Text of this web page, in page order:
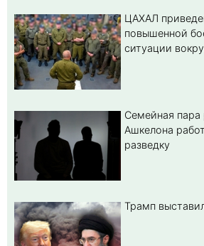
ЦАХАЛ
повышенной
ситуации
Семейная пара
Ашкелона
разведку
Трамп